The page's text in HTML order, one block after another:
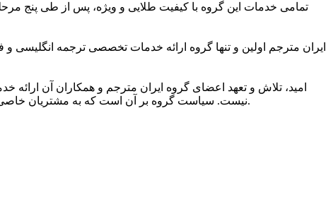
تمامی خدمات این گروه با کیفیت طلایی و ویژه، پس از طی پنج
ایران مترجم اولین و تنها گروه ارائه خدمات تخصصی ترجمه
امید، تلاش و تعهد اعضای گروه ایران مترجم و همکاران آن ارائه
نیست. سیاست گروه بر آن است که به مشتریان خاصی ارائه خدمات کند که به کیفیت ویژه ترجمه و شیوایی زبانی آن اهمیت می دهند و دریافت خدمات ترجمه برتر را حق مسلم خود می دانند.